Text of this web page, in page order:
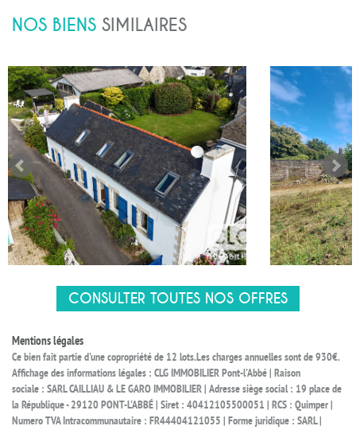
NOS BIENS SIMILAIRES
CONSULTER TOUTES NOS OFFRES
Mentions légales
Ce bien fait partie d'une copropriété de 12 lots.Les charges annuelles sont de 930€.
Affichage des informations légales : CLG IMMOBILIER Pont-l'Abbé | Raison
sociale : SARL CAILLIAU & LE GARO IMMOBILIER | Adresse siège social : 19 place de
la République - 29120 PONT-L'ABBÉ | Siret : 40412105500051 | RCS : Quimper |
Numero TVA Intracommunautaire : FR44404121055 | Forme juridique : SARL |